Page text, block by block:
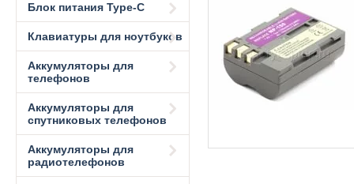
Блок питания Type-C
Клавиатуры для ноутбуков
Аккумуляторы для
телефонов
Аккумуляторы для
спутниковых телефонов
Аккумуляторы для
радиотелефонов